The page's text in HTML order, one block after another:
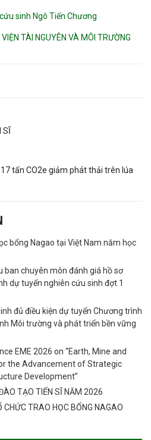
sinh Ngô Tiến Chương
VIỆN TÀI NGUYÊN VÀ MÔI TRƯỜNG
SĨ
tấn CO2e giảm phát thải trên lúa
bổng Nagao tại Việt Nam năm học
ban chuyên môn đánh giá hồ sơ
dự tuyển nghiên cứu sinh đợt 1
đủ điều kiện dự tuyển Chương trình
Môi trường và phát triển bền vững
EME 2026 on “Earth, Mine and
the Advancement of Strategic
Development”
TẠO TIẾN SĨ NĂM 2026
CHỨC TRAO HỌC BỔNG NAGAO